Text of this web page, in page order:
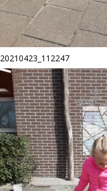
20210423_112247